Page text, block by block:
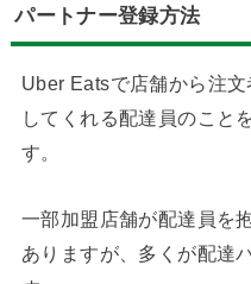
パートナー登録方法
Uber Eatsで店舗から注
してくれる配達員のこと
す。
一部加盟店舗が配達員を
ありますが、多くが配達